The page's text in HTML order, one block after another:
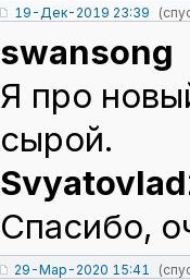
19-Дек-2019 23:39
swansong
Я про
сырой.
Спасибо,
29-Мар-2020 15:41